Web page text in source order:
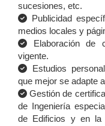
sucesiones, etc.
Publicidad
medios locales y
Elaboración de
vigente.
Estudios
que mejor se adapte
Gestión de
de Ingeniería
de Edificios y en la